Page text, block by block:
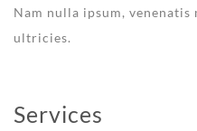
Nam nulla ipsum, venenatis
ultricies.
Services